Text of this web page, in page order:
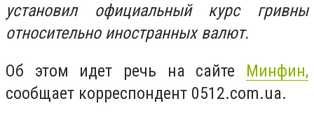
установил официальный курс гривны
относительно иностранных валют.
Об этом идет речь на сайте Минфин,
сообщает корреспондент 0512.com.ua.